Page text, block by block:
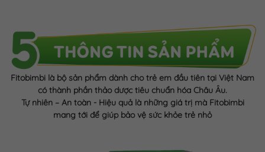
Fitobimbi là bộ sản phẩm dành cho trẻ em đầu tiên tại Việt Nam
có thành phần thảo dược tiêu chuẩn hóa Châu Âu.
Tự nhiên – An toàn - Hiệu quả là những giá trị mà Fitobimbi
mang tới để giúp bảo vệ sức khỏe trẻ nhỏ